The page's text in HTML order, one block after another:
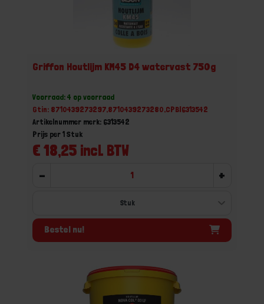
Griffon Houtlijm KM45 D4 watervast 750g
Voorraad: 4 op voorraad
Gtin: 8710439273297,8710439273280,CPBI6313542
Artikelnummer merk: 6313542
€ 18,25 incl. BTW
Prijs per 1 Stuk
- +
Bestel nu!